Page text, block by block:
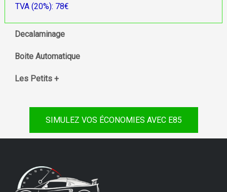
TVA (20%): 78€
Decalaminage
Boite Automatique
Les Petits +
SIMULEZ VOS ÉCONOMIES AVEC E85